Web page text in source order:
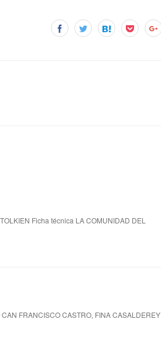
Ficha técnica LA COMUNIDAD DEL
FRANCISCO CASTRO, FINA CASALDEREY